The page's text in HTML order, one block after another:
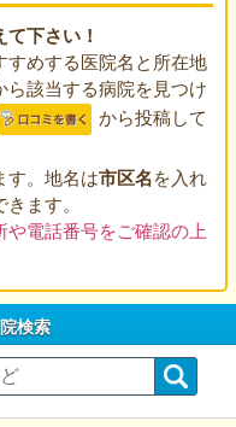
下さい！
めする医院名と所在地
該当する病院を見つけ
から投稿して
す。地名は市区名を入れ
ます。
電話番号をご確認の上
検索